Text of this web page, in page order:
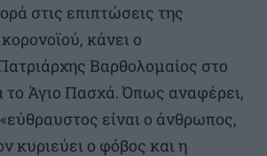
στις επιπτώσεις της
κάνει ο
Βαρθολομαίος στο
το Άγιο Πασχά. Όπως αναφέρει,
είναι ο άνθρωπος,
κυριεύει ο φόβος και η